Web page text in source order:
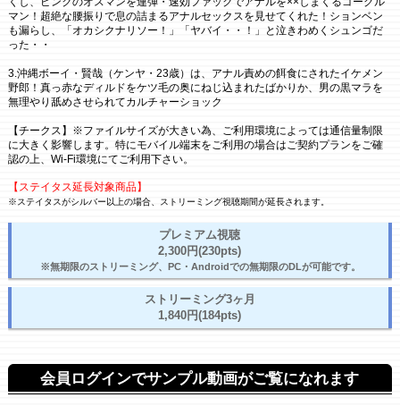
マン！超絶な腰振りで息の詰まるアナルセックスを見せてくれた！ションベン
も漏らし、「オカシクナリソー！」「ヤバイ・・！」と泣きわめくシュンゴだ
った・・
3.沖縄ボーイ・賢哉（ケンヤ・23歳）は、アナル責めの餌食にされたイケメン
野郎！真っ赤なディルドをケツ毛の奥にねじ込まれたばかりか、男の黒マラを
無理やり舐めさせられてカルチャーショック
【チークス】※ファイルサイズが大きい為、ご利用環境によっては通信量制限
に大きく影響します。特にモバイル端末をご利用の場合はご契約プランをご確
認の上、Wi-Fi環境にてご利用下さい。
【ステイタス延長対象商品】
※ステイタスがシルバー以上の場合、ストリーミング視聴期間が延長されます。
プレミアム視聴
2,300円(230pts)
※無期限のストリーミング、PC・Androidでの無期限のDLが可能です。
ストリーミング3ヶ月
1,840円(184pts)
会員ログインでサンプル動画がご覧になれます